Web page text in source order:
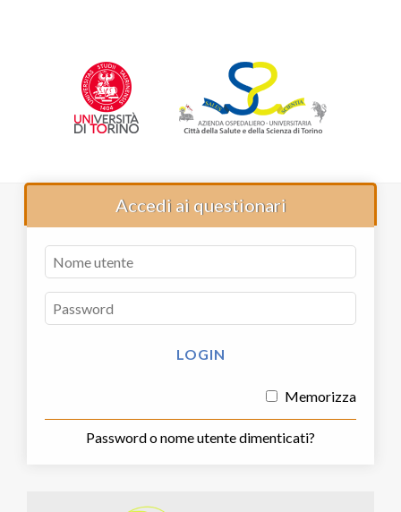
Accedi ai questionari
Memorizza
Password o nome utente dimenticati?